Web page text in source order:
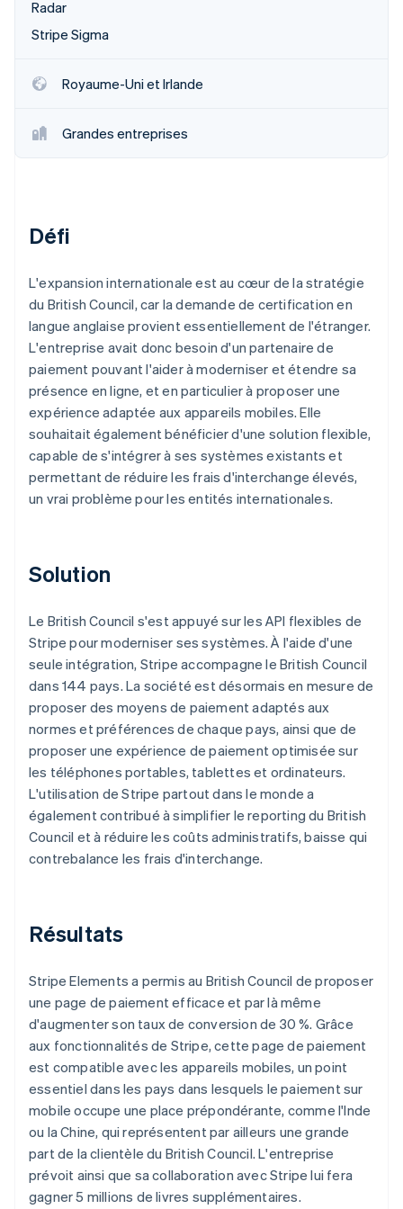
Découvrez les prochaines évolutions
Radar
Atlas
Climate
Élimination du carbone
Stripe Sessions 2026
Découvrez comment Stripe construit l’infrastructure
Regarder la vidéo
Écosystème
Stripe App Marketplace
Radar
Stripe Sigma
Royaume-Uni et Irlande
Grandes entreprises
Défi
L'expansion internationale est au cœur de la stratégie
du British Council, car la demande de certification en
langue anglaise provient essentiellement de l'étranger.
L'entreprise avait donc besoin d'un partenaire de
paiement pouvant l'aider à moderniser et étendre sa
présence en ligne, et en particulier à proposer une
expérience adaptée aux appareils mobiles. Elle
souhaitait également bénéficier d'une solution flexible,
capable de s'intégrer à ses systèmes existants et
permettant de réduire les frais d'interchange élevés,
un vrai problème pour les entités internationales.
Solution
Le British Council s'est appuyé sur les API flexibles de
Stripe pour moderniser ses systèmes. À l'aide d'une
seule intégration, Stripe accompagne le British Council
dans 144 pays. La société est désormais en mesure de
proposer des moyens de paiement adaptés aux
normes et préférences de chaque pays, ainsi que de
proposer une expérience de paiement optimisée sur
les téléphones portables, tablettes et ordinateurs.
L'utilisation de Stripe partout dans le monde a
également contribué à simplifier le reporting du British
Council et à réduire les coûts administratifs, baisse qui
contrebalance les frais d'interchange.
Résultats
Stripe Elements a permis au British Council de proposer
une page de paiement efficace et par là même
d'augmenter son taux de conversion de 30 %. Grâce
aux fonctionnalités de Stripe, cette page de paiement
est compatible avec les appareils mobiles, un point
essentiel dans les pays dans lesquels le paiement sur
mobile occupe une place prépondérante, comme l'Inde
ou la Chine, qui représentent par ailleurs une grande
part de la clientèle du British Council. L'entreprise
prévoit ainsi que sa collaboration avec Stripe lui fera
gagner 5 millions de livres supplémentaires.